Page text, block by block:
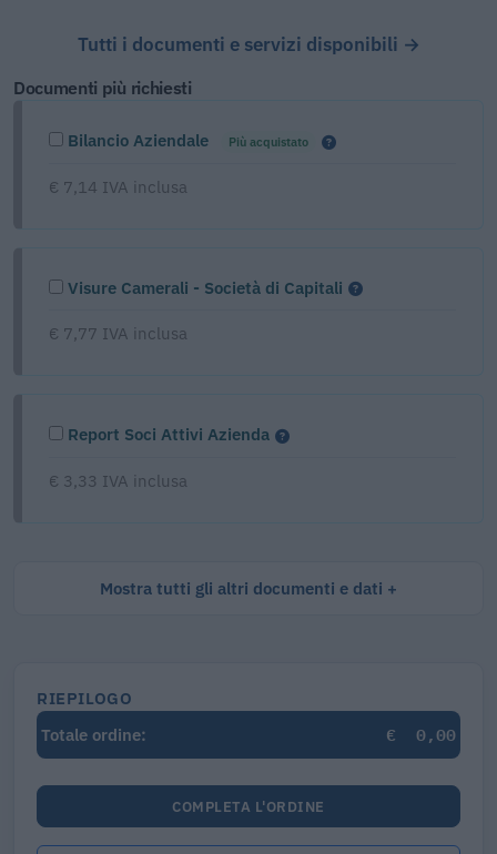
Tutti i documenti e servizi disponibili →
Documenti più richiesti
Bilancio Aziendale Più acquistato
€ 7,14 IVA inclusa
Visure Camerali - Società di Capitali
€ 7,77 IVA inclusa
Report Soci Attivi Azienda
€ 3,33 IVA inclusa
Mostra tutti gli altri documenti e dati
RIEPILOGO
Totale ordine:
€ 0,00
COMPLETA L'ORDINE